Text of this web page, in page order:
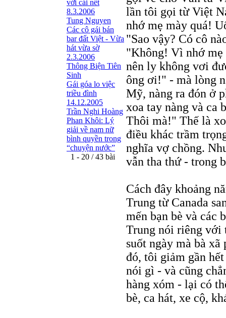
với cái nết
8.3.2006
Tung Nguyen
Các cô gái bán
bar đất Việt - Vừa
hát vừa sờ
2.3.2006
Thông Biện Tiên
Sinh
Gái góa lo việc
triều đình
14.12.2005
Trần Nghi Hoàng
Phan Khôi: Lý
giải về nam nữ
bình quyền trong
“chuyện nước”
1 - 20 / 43 bài
lần tôi gọi từ Việt
nhớ mẹ mày quá!
"Sao vậy? Có cô
"Không! Vì nhớ mẹ
nên ly không vơi
ông ơi!" - mà lòng
Mỹ, nàng ra đón ở
xoa tay nàng và ca
Thôi mà!" Thế là
điều khác trầm
nghĩa vợ chồng.
vẫn tha thứ - trong
Cách đây khoảng
Trung từ Canada
mến bạn bè và các
Trung nói riêng
suốt ngày mà bà
đó, tôi giảm gần
nói gì - và cũng
hàng xóm - lại có
bè, ca hát, xe cộ,